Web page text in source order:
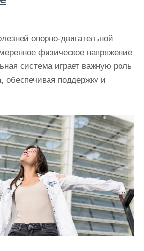
опорно-двигательной
физическое напряжение
система играет важную роль
обеспечивая поддержку и